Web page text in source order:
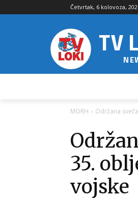
Četvrtak, 6 kolovoza,
TV
MORH Održana
35.
vojske